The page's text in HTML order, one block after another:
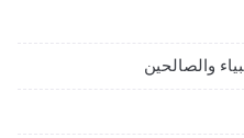
والصالحين